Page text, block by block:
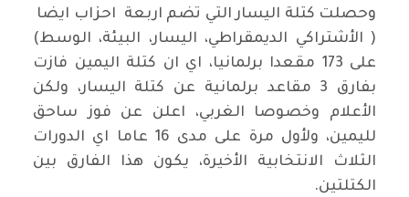
وحصلت كتلة اليسار التي تضم اربعة احزاب ايضا
( الأشتراكي الديمقراطي، اليسار، البيئة، الوسط)
على 173 مقعدا برلمانيا، اي ان كتلة اليمين فازت
بفارق 3 مقاعد برلمانية عن كتلة اليسار، ولكن
الأعلام وخصوصا الغربي، اعلن عن فوز ساحق
لليمين، ولأول مرة على مدى 16 عاما اي الدورات
الثلاث الانتخابية الأخيرة، يكون هذا الفارق بين
الكتلتين.